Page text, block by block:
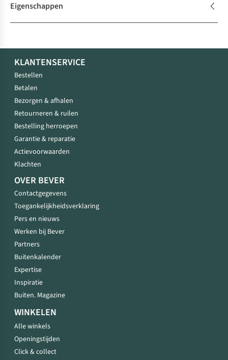
Eigenschappen
KLANTENSERVICE
Bestellen
Betalen
Bezorgen & afhalen
Retourneren & ruilen
Bestelling herroepen
Garantie & reparatie
Actievoorwaarden
Klachten
OVER BEVER
Contactgegevens
Toegankelijkheidsverklaring
Pers en nieuws
Werken bij Bever
Partners
Buitenkalender
Expertise
Inspiratie
Buiten. Magazine
WINKELEN
Alle winkels
Openingstijden
Click & collect